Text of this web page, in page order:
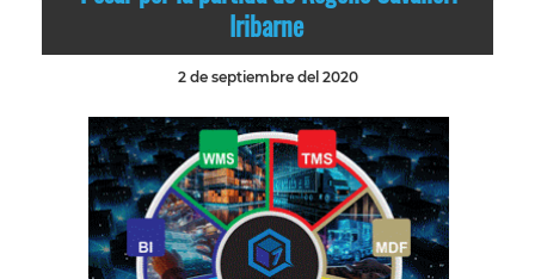
Iribarne
2 de septiembre del 2020